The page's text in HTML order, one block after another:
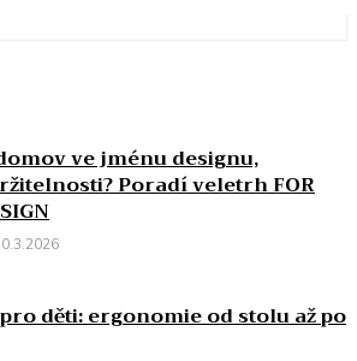
ve jménu designu,
Poradí veletrh FOR
děti: ergonomie od stolu až po